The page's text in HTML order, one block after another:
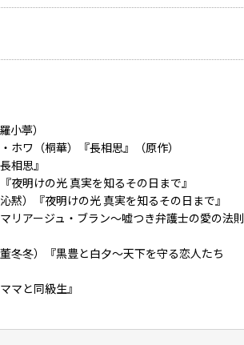
小葶）
ホワ（桐華）『長相思』（原作）
相思』
夜明けの光 真実を知るその日まで』
黙）『夜明けの光 真実を知るその日まで』
リアージュ・ブラン～嘘つき弁護士の愛の法則
冬冬）『黒豊と白夕～天下を守る恋人たち
マと同級生』